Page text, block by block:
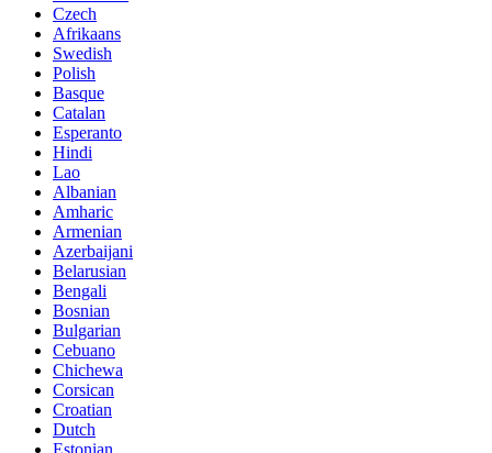
Czech
Afrikaans
Swedish
Polish
Basque
Catalan
Esperanto
Hindi
Lao
Albanian
Amharic
Armenian
Azerbaijani
Belarusian
Bengali
Bosnian
Bulgarian
Cebuano
Chichewa
Corsican
Croatian
Dutch